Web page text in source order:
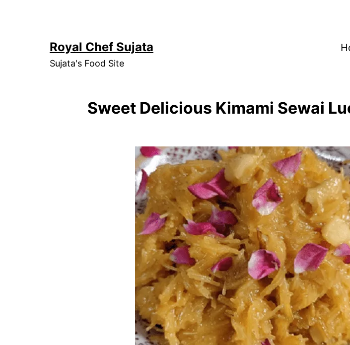
Royal Chef Sujata
Sujata's Food Site
Sweet Delicious Kimami Sewai